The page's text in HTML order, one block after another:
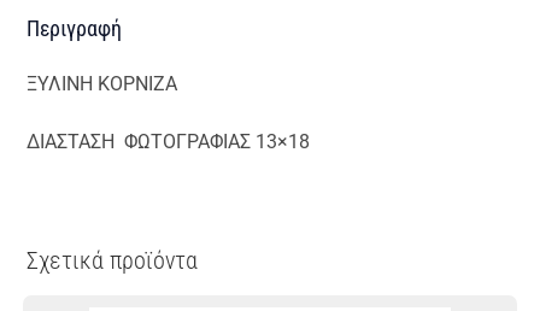
Περιγραφή
ΞΥΛΙΝΗ ΚΟΡΝΙΖΑ
ΔΙΑΣΤΑΣΗ ΦΩΤΟΓΡΑΦΙΑΣ 13×18
Σχετικά προϊόντα